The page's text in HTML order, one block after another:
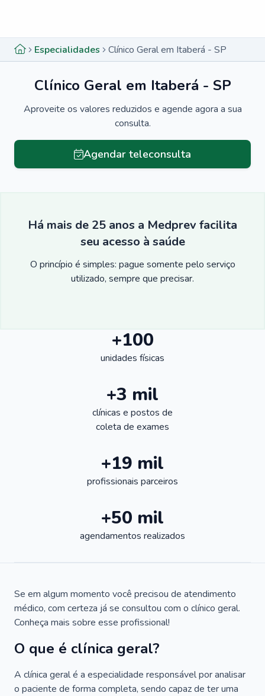
Especialidades Clínico Geral em Itaberá - SP
Clínico Geral em Itaberá - SP
Aproveite os valores reduzidos e agende agora a sua
consulta.
Agendar teleconsulta
Há mais de 25 anos a Medprev facilita
seu acesso à saúde
O princípio é simples: pague somente pelo serviço
utilizado, sempre que precisar.
+100
unidades físicas
+3 mil
clínicas e postos de
coleta de exames
+19 mil
profissionais parceiros
+50 mil
agendamentos realizados
Se em algum momento você precisou de atendimento
médico, com certeza já se consultou com o clínico geral.
Conheça mais sobre esse profissional!
O que é clínica geral?
A clínica geral é a especialidade responsável por analisar
o paciente de forma completa, sendo capaz de ter uma